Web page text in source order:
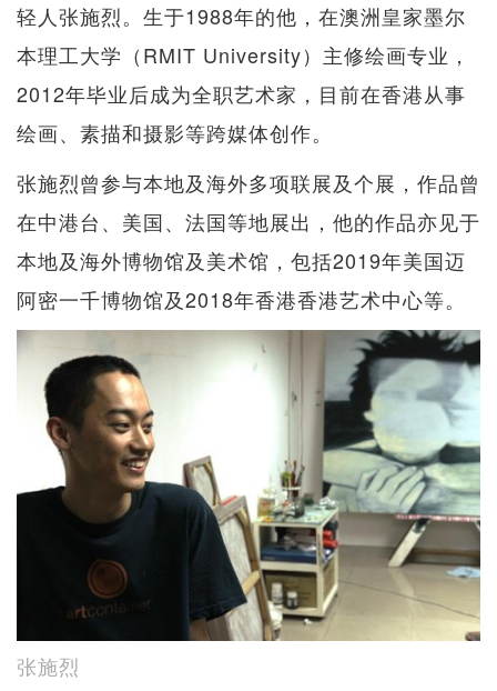
轻人张施烈。生于1988年的他，在澳洲皇家墨尔
本理工大学（RMIT University）主修绘画专业，
2012年毕业后成为全职艺术家，目前在香港从事
绘画、素描和摄影等跨媒体创作。
张施烈曾参与本地及海外多项联展及个展，作品曾
在中港台、美国、法国等地展出，他的作品亦见于
本地及海外博物馆及美术馆，包括2019年美国迈
阿密一千博物馆及2018年香港香港艺术中心等。
张施烈